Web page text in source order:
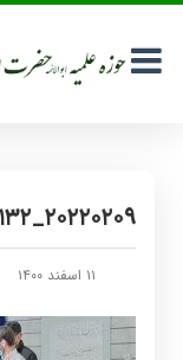
۲۰۲۲۰۲۰۹_۱۰۰۱۳۲